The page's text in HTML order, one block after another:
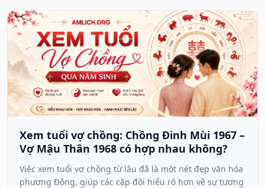
Xem tuổi vợ chồng: Chồng Đinh Mùi 1967 –
Vợ Mậu Thân 1968 có hợp nhau không?
Việc xem tuổi vợ chồng từ lâu đã là một nét đẹp văn hóa
phương Đông, giúp các cặp đôi hiểu rõ hơn về sự tương